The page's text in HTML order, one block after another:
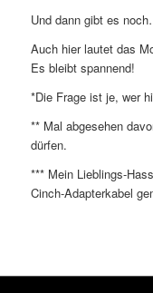
Und dann gibt es
Auch hier lautet das
Es bleibt spannend!
*Die Frage ist je, wer
** Mal abgesehen
dürfen.
*** Mein Lieblings-
Cinch-Adapterkabel